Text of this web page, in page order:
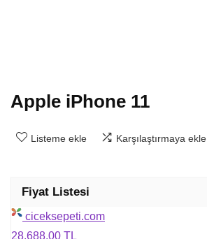
Apple iPhone 11
Listeme ekle Karşılaştırmaya ekle
Fiyat Listesi
ciceksepeti.com
28.688,00 TL